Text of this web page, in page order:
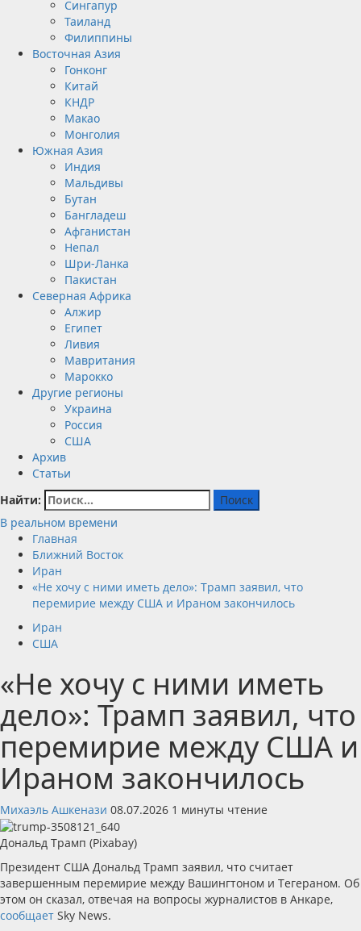
Сингапур
Таиланд
Филиппины
Восточная Азия
Гонконг
Китай
КНДР
Макао
Монголия
Южная Азия
Индия
Мальдивы
Бутан
Бангладеш
Афганистан
Непал
Шри-Ланка
Пакистан
Северная Африка
Алжир
Египет
Ливия
Мавритания
Марокко
Другие регионы
Украина
Россия
США
Архив
Статьи
Найти:
В реальном времени
Главная
Ближний Восток
Иран
«Не хочу с ними иметь дело»: Трамп заявил, что
перемирие между США и Ираном закончилось
Иран
США
«Не хочу с ними иметь
дело»: Трамп заявил, что
перемирие между США и
Ираном закончилось
Михаэль Ашкенази 08.07.2026 1 минуты чтение
Дональд Трамп (Pixabay)
Президент США Дональд Трамп заявил, что считает
завершенным перемирие между Вашингтоном и Тегераном. Об
этом он сказал, отвечая на вопросы журналистов в Анкаре,
сообщает Sky News.